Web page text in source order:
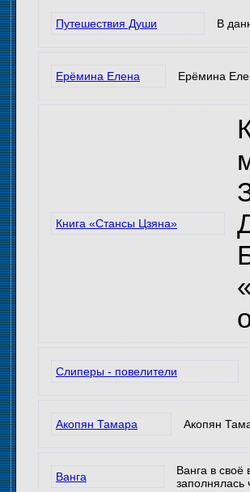
Путешествия Души В
Ерёмина Елена Ерёмина
Книга «Стансы Цзяна»
Слиперы - повелители
Акопян Тамара Акопян
Ванга
Ванга в
заполнялась